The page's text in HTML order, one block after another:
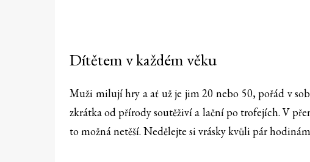
Dítětem v každém věku
Muži milují hry a ať už je jim 20 nebo 50, pořád v
zkrátka od přírody soutěživí a lační po trofejích. V
to možná netěší. Nedělejte si vrásky kvůli pár